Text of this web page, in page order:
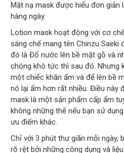
Mặt nạ mask được hiểu đơn giản
hàng ngày.
Lotion mask hoạt động với cơ
sáng chế mang tên Chinzu Saeki
đó là Đổ nước lên bề mặt gỗ và
chóng khô tức thì sau đó. Nhưng
một chiếc khăn ẩm và để lên bề
nó lại ẩm hơn rất nhiều. Điều này
mask là một sản phẩm cấp ẩm
không những thế nếu bạn sử
ưu điểm khác.
Chỉ với 3 phút thư giãn mỗi ngày,
rõ rệt bởi những công dụng và